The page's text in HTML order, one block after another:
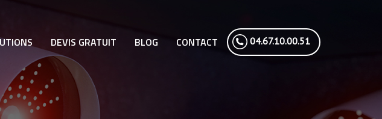
DEVIS GRATUIT BLOG CONTACT 04.67.10.00.51